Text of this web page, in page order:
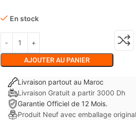
En stock
AJOUTER AU PANIER
Livraison partout au Maroc
Livraison Gratuit a partir 3000 Dh
Garantie Officiel de 12 Mois.
Produit Neuf avec emballage original